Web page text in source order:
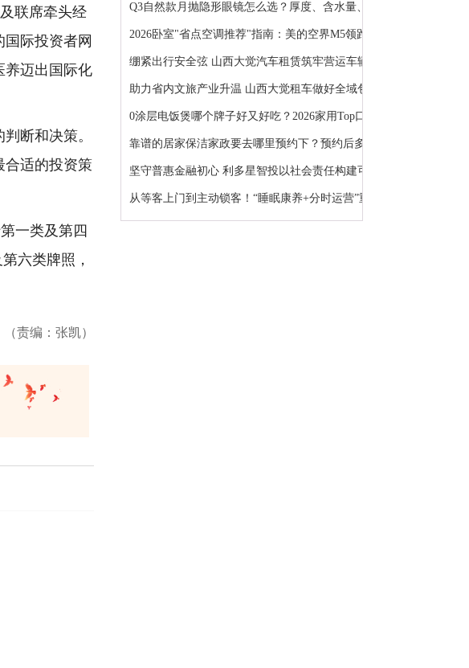
联席牵头经
际投资者网
养迈出国际化
断和决策。
合适的投资策
一类及第四
六类牌照，
（责编：张凯）
Q3自然款月抛隐形眼镜怎么选？厚度、含水量、锁水...
2026卧室"省点空调推荐"指南：美的空界M5领跑
绷紧出行安全弦 山西大觉汽车租赁筑牢营运车辆安全...
助力省内文旅产业升温 山西大觉租车做好全域包车出...
0涂层电饭煲哪个牌子好又好吃？2026家用Top口感与...
靠谱的居家保洁家政要去哪里预约下？预约后多久能上门
坚守普惠金融初心 利多星智投以社会责任构建可持续...
从等客上门到主动锁客！“睡眠康养+分时运营”重塑...